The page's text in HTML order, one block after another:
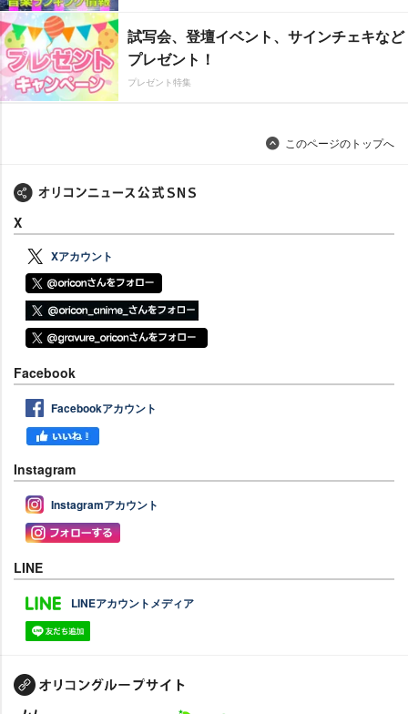
試写会、登壇イベント、サインチェキなど
プレゼント！
プレゼント特集
このページのトップへ
X
Xアカウント
Facebook
Facebookアカウント
Instagram
Instagramアカウント
LINE
LINEアカウントメディア